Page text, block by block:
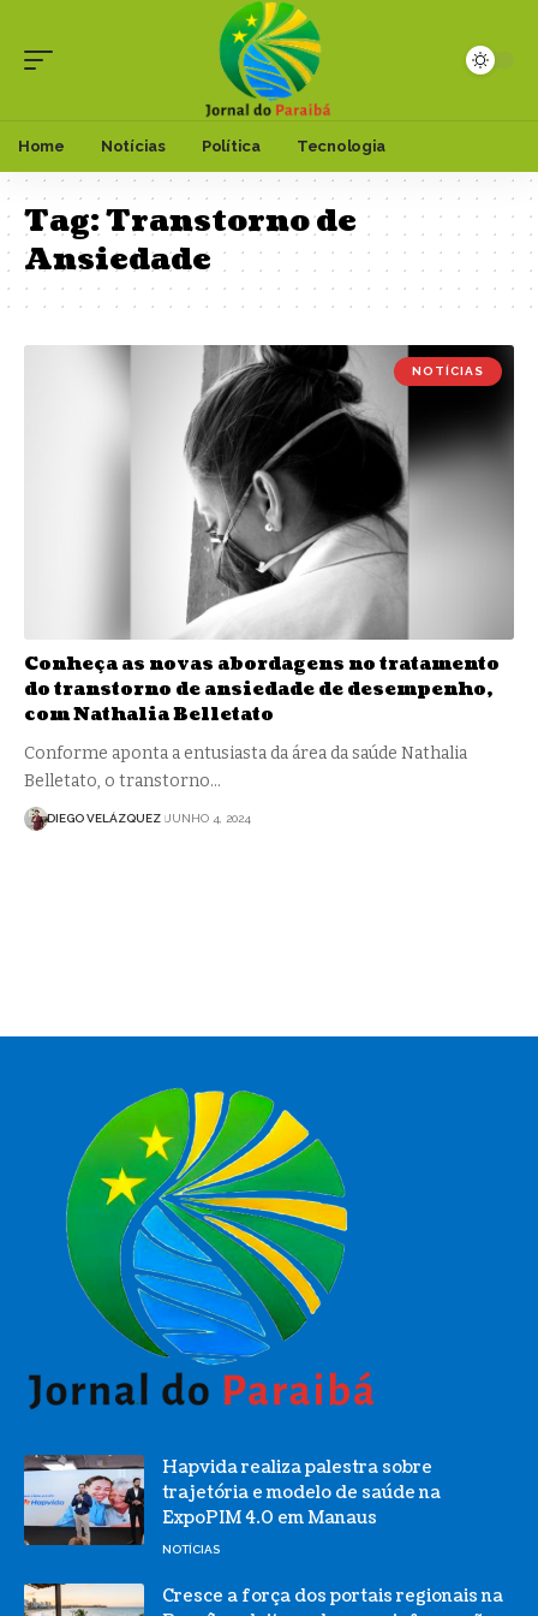
Home Notícias Política Tecnologia
Tag:Transtorno de
Ansiedade
NOTÍCIAS
Conheça as novas abordagens no tratamento
do transtorno de ansiedade de desempenho,
com Nathalia Belletato
Conforme aponta a entusiasta da área da saúde Nathalia
Belletato, o transtorno…
DIEGO VELÁZQUEZ JUNHO 4, 2024
Hapvida realiza palestra sobre
trajetória e modelo de saúde na
ExpoPIM 4.0 em Manaus
NOTÍCIAS
Cresce a força dos portais regionais na